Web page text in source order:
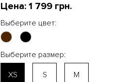
Цена: 1 799 грн.
Выберите цвет:
Выберите размер:
XS S M